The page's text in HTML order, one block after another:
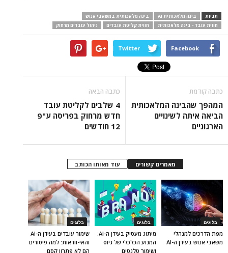
תגיות בינה מלאכותית AI
בינה מלאכותית במשאבי אנוש
חווית עובד - בינה מלאכותית
חווית קליטת עובדים ניהול עובדים מרחוק
Facebook
Twitter
כתבה קודמת
המהפך שהבינה המלאכותית
הביאה איתה לשינויים
הארגוניים
כתבה הבאה
4 שלבים לקליטת עובד
חדש מרחוק בפריסה ע"פ
12 חודשים
מאמרים קשורים עוד מאותו הכותב
בלוגים
שימור עובדים בעידן ה-AI
והאי-וודאות: למה פיטורים
הם לא פתרון קסם
בלוגים
מיתוג מעסיק בעידן ה-AI:
המנוע הכלכלי של גיוס
ושימור טלנטים
בלוגים
מפת הדרכים למנהלי
משאבי אנוש בעידן ה-AI